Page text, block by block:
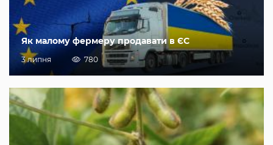
Як малому фермеру продавати в ЄС
3 липня 780